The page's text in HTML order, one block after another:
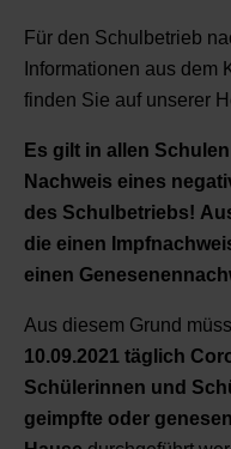
Für den Schulbetrieb
Informationen aus dem
finden Sie auf unserer
Es gilt in allen
Nachweis eines
des Schulbetriebs!
die einen
einen
Aus diesem Grund
10.09.2021 täglich
Schülerinnen und
geimpfte oder